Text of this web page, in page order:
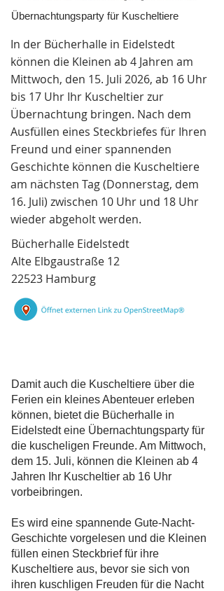
Übernachtungsparty für Kuscheltiere
In der Bücherhalle in Eidelstedt
können die Kleinen ab 4 Jahren am
Mittwoch, den 15. Juli 2026, ab 16 Uhr
bis 17 Uhr Ihr Kuscheltier zur
Übernachtung bringen. Nach dem
Ausfüllen eines Steckbriefes für Ihren
Freund und einer spannenden
Geschichte können die Kuscheltiere
am nächsten Tag (Donnerstag, dem
16. Juli) zwischen 10 Uhr und 18 Uhr
wieder abgeholt werden.
Bücherhalle Eidelstedt
Alte Elbgaustraße 12
22523 Hamburg
Damit auch die Kuscheltiere über die
Ferien ein kleines Abenteuer erleben
können, bietet die Bücherhalle in
Eidelstedt eine Übernachtungsparty für
die kuscheligen Freunde. Am Mittwoch,
dem 15. Juli, können die Kleinen ab 4
Jahren Ihr Kuscheltier ab 16 Uhr
vorbeibringen.
Es wird eine spannende Gute-Nacht-
Geschichte vorgelesen und die Kleinen
füllen einen Steckbrief für ihre
Kuscheltiere aus, bevor sie sich von
ihren kuschligen Freuden für die Nacht